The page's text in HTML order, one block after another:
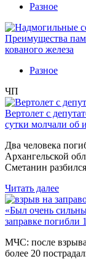
Разное
Преимущества
кованого железа
Разное
ЧП
Вертолет с
сутки молчали об
Два человека
Архангельской
Сметанин
Читать далее
«Был очень
заправке погибли
МЧС: после
более 20